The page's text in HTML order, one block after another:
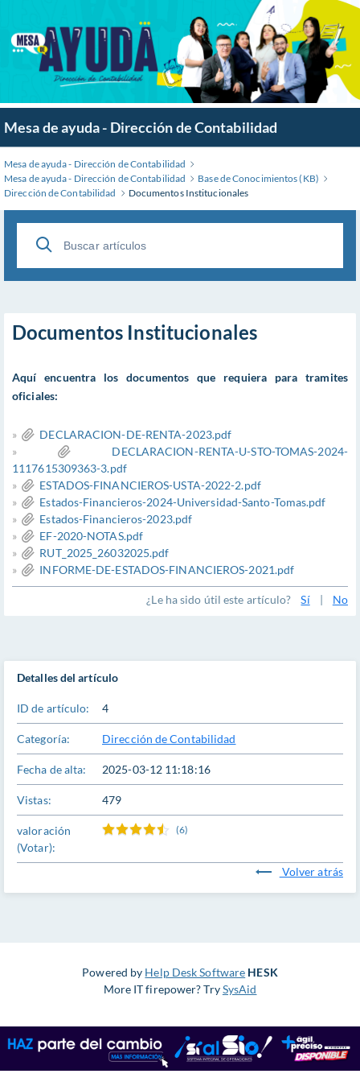
Mesa de ayuda - Dirección de Contabilidad
Mesa de ayuda - Dirección de Contabilidad
Mesa de ayuda - Dirección de Contabilidad
Base de Conocimientos (KB)
Dirección de Contabilidad
Documentos Institucionales
Documentos Institucionales
Aquí encuentra los documentos que requiera para tramites
oficiales:
»
DECLARACION-DE-RENTA-2023.pdf
»
DECLARACION-RENTA-U-STO-TOMAS-2024-
1117615309363-3.pdf
»
ESTADOS-FINANCIEROS-USTA-2022-2.pdf
»
Estados-Financieros-2024-Universidad-Santo-Tomas.pdf
»
Estados-Financieros-2023.pdf
»
EF-2020-NOTAS.pdf
»
RUT_2025_26032025.pdf
»
INFORME-DE-ESTADOS-FINANCIEROS-2021.pdf
¿Le ha sido útil este artículo? Sí | No
Detalles del artículo
ID de artículo: 4
Categoría: Dirección de Contabilidad
Fecha de alta: 2025-03-12 11:18:16
Vistas: 479
valoración
(Votar):
(6)
Volver atrás
Powered by Help Desk Software HESK
More IT firepower? TrySysAid